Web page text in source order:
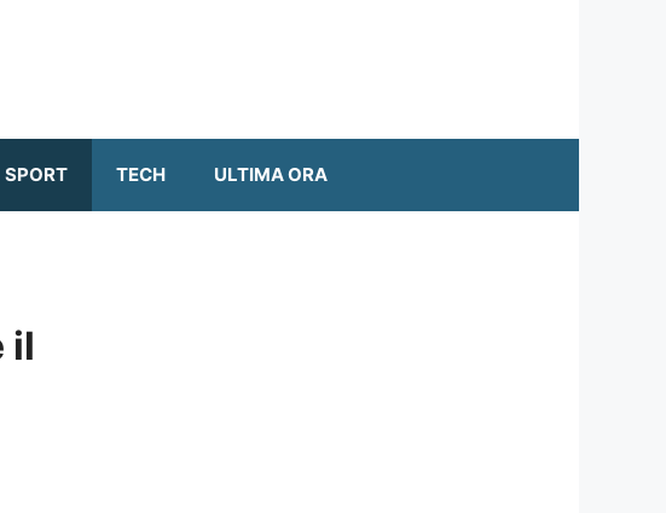
SPORT TECH ULTIMA ORA
il